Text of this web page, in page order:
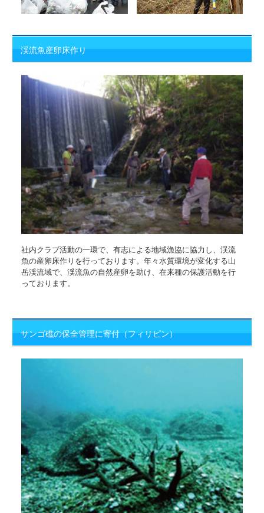
渓流魚産卵床作り
社内クラブ活動の一環で、有志による地域漁協に協力し、渓流
魚の産卵床作りを行っております。年々水質環境が変化する山
岳渓流域で、渓流魚の自然産卵を助け、在来種の保護活動を行
っております。
サンゴ礁の保全管理に寄付（フィリピン）